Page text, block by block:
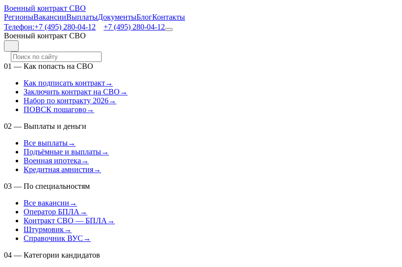
Военный контракт СВО
РегионыВакансииВыплатыДокументыБлогКонтакты
Телефон:+7 (495) 280-04-12
+7 (495) 280-04-12
Военный контракт СВО
01 — Как попасть на СВО
Как подписать контракт→
Заключить контракт на СВО →
Набор по контракту 2026→
ПОВСК пошагово→
02 — Выплаты и деньги
Все выплаты→
Подъёмные и выплаты→
Военная ипотека →
Кредитная амнистия→
03 — По специальностям
Все вакансии →
Оператор БПЛА →
Контракт СВО — БПЛА →
Штурмовик→
Справочник ВУС →
04 — Категории кандидатов